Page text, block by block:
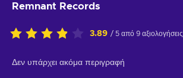
Remnant Records
3.89 / 5 από 9 αξιολογήσεις
Δεν υπάρχει ακόμα περιγραφή